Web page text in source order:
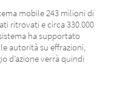
mobile 243 milioni di
ritrovati e circa 330.000
ha supportato
autorità su effrazioni,
d’azione verrà quindi